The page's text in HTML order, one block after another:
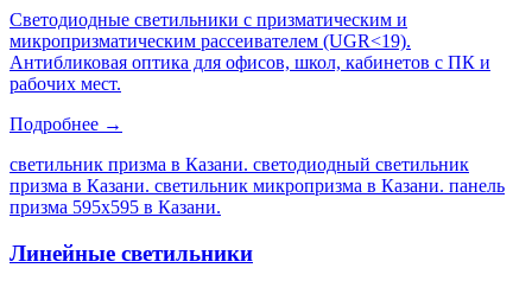
Светодиодные светильники с призматическим и
микропризматическим рассеивателем (UGR<19).
Антибликовая оптика для офисов, школ, кабинетов с ПК и
рабочих мест.
Подробнее →
светильник призма в Казани. светодиодный светильник
призма в Казани. светильник микропризма в Казани. панель
призма 595х595 в Казани.
Линейные светильники